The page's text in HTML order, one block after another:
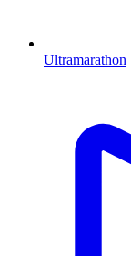
Ultramarathon